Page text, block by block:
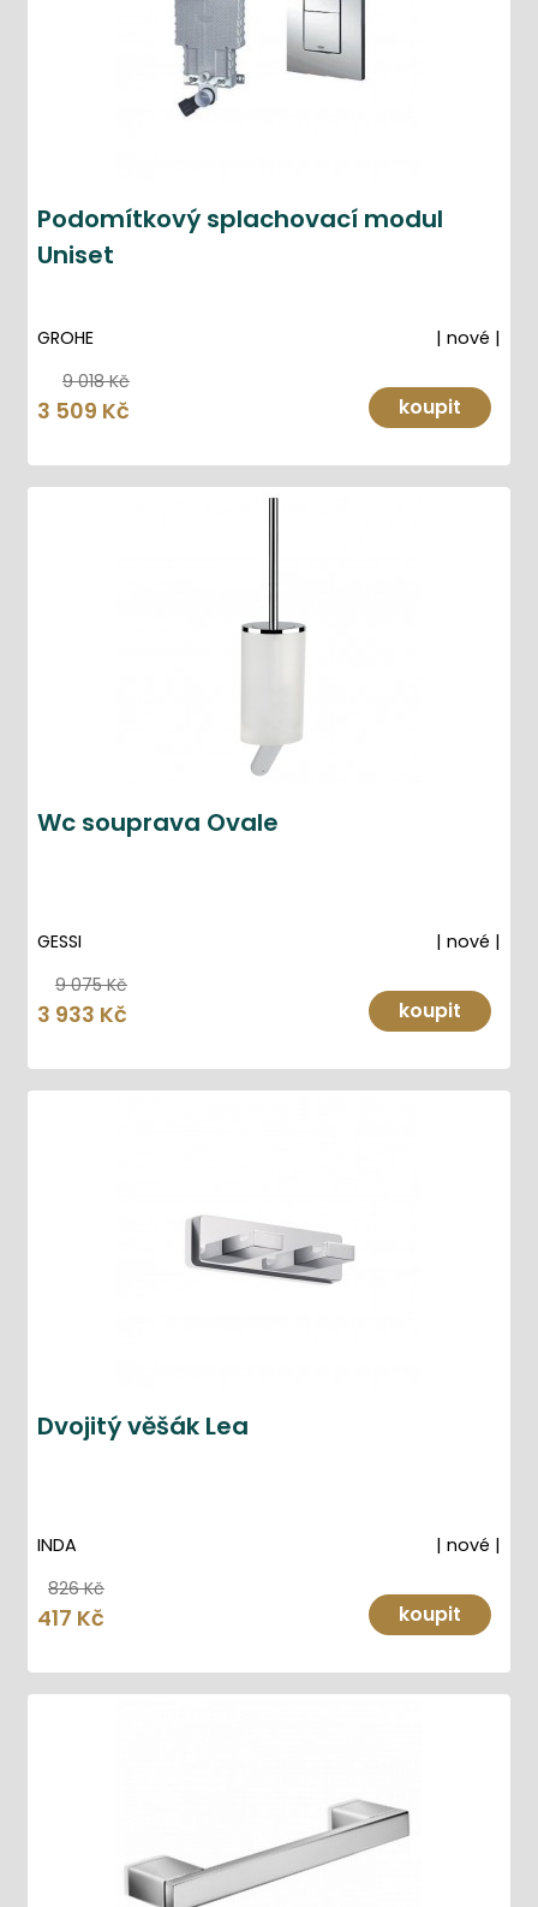
Podomítkový splachovací modul
Uniset
| nové |
GROHE
koupit
9 018 Kč
3 509 Kč
Wc souprava Ovale
| nové |
GESSI
koupit
9 075 Kč
3 933 Kč
Dvojitý věšák Lea
| nové |
INDA
koupit
826 Kč
417 Kč